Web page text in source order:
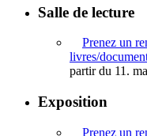
Salle de lecture
Prenez un
livres/
partir du 11.
Exposition
Prenez un